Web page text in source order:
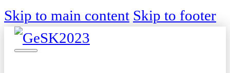
Skip to main content Skip to footer